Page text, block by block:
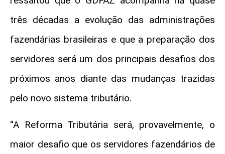
três décadas a evolução das administrações
fazendárias brasileiras e que a preparação dos
servidores será um dos principais desafios dos
próximos anos diante das mudanças trazidas
pelo novo sistema tributário.
“A Reforma Tributária será, provavelmente, o
maior desafio que os servidores fazendários de